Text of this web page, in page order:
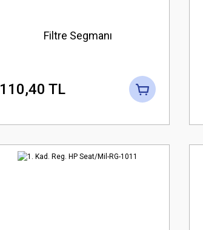
Filtre Segmanı
110,40 TL